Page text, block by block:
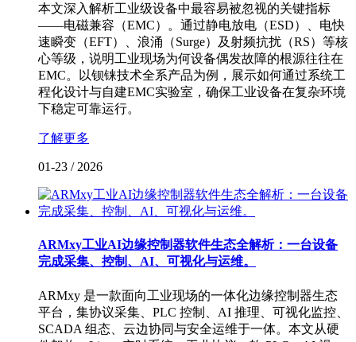
本文深入解析工业级设备中最容易被忽视的关键指标
——电磁兼容（EMC）。通过静电放电（ESD）、电快
速瞬变（EFT）、浪涌（Surge）及射频抗扰（RS）等核
心等级，说明工业现场为何设备偶发故障的根源往往在
EMC。以钡铼技术全系产品为例，展示如何通过系统工
程化设计与自建EMC实验室，确保工业设备在复杂环境
下稳定可靠运行。
了解更多
01-23 / 2026
ARMxy工业AI边缘控制器软件生态全解析：一台设备
完成采集、控制、AI、可视化与运维。
ARMxy 是一款面向工业现场的一体化边缘控制器生态
平台，集协议采集、PLC 控制、AI 推理、可视化监控、
SCADA 组态、云边协同与安全运维于一体。本文从硬